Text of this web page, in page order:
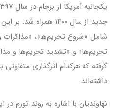
جدید از سال ۱۴۰۰
شامل «شروع تحریم‌ها»، «مذاکرات
تحریم‌ها» و «تشدید تحریم‌ها و
گرفته که هرکدام اثرگذاری
داشته‌اند.
نهاوندیان با اشاره به روند تورم